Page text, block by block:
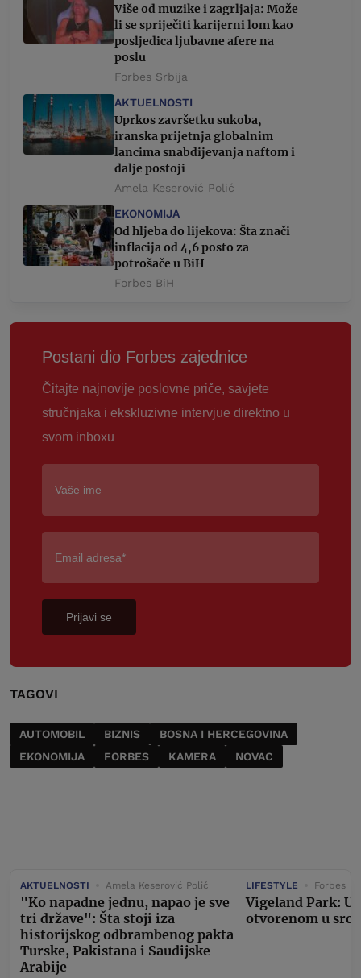
Više od muzike i zagrljaja: Može
li se spriječiti karijerni lom kao
posljedica ljubavne afere na
poslu
Forbes Srbija
AKTUELNOSTI
Uprkos završetku sukoba,
iranska prijetnja globalnim
lancima snabdijevanja naftom i
dalje postoji
Amela Keserović Polić
EKONOMIJA
Od hljeba do lijekova: Šta znači
inflacija od 4,6 posto za
potrošače u BiH
Forbes BiH
Postani dio Forbes zajednice
Čitajte najnovije poslovne priče, savjete
stručnjaka i ekskluzivne intervjue direktno u
svom inboxu
Prijavi se
TAGOVI
AUTOMOBIL BIZNIS
BOSNA I HERCEGOVINA
EKONOMIJA
FORBES KAMERA NOVAC
AKTUELNOSTI Amela Keserović Polić
"Ko napadne jednu, napao je sve
tri države": Šta stoji iza
historijskog odbrambenog pakta
Turske, Pakistana i Saudijske
Arabije
LIFESTYLE Forbes
Vigeland Park:
otvorenom u srcu